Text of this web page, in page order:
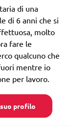
di una
di 6 anni che si
molto
fare le
qualcuno che
mentre io
per lavoro.
profilo